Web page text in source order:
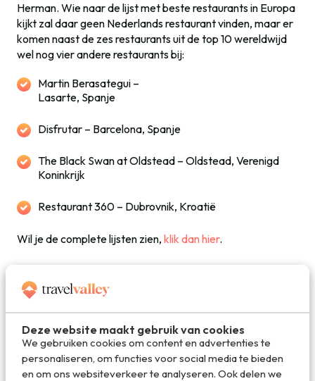
Deze website maakt gebruik van cookies
We gebruiken cookies om content en advertenties te
personaliseren, om functies voor social media te bieden
en om ons websiteverkeer te analyseren. Ook delen we
Herman. Wie naar de lijst met beste restaurants in Europa
kijkt zal daar geen Nederlands restaurant vinden, maar er
komen naast de zes restaurants uit de top 10 wereldwijd
wel nog vier andere restaurants bij:
Martin Berasategui –
Lasarte, Spanje
Disfrutar – Barcelona, Spanje
The Black Swan at Oldstead – Oldstead, Verenigd
Koninkrijk
Restaurant 360 – Dubrovnik, Kroatië
Wil je de complete lijsten zien, klik dan hier.
Foto: rawpixel.com – Adobe Stock
Deel dit artikel